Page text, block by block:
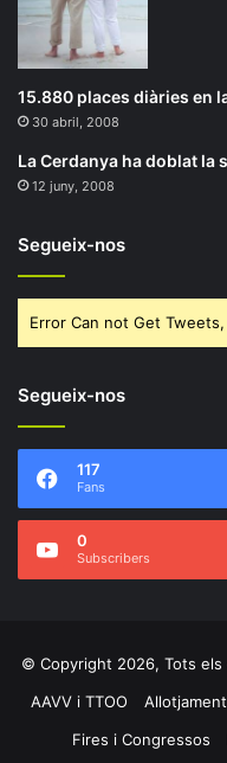
15.880 places diàries en
30 abril, 2008
La Cerdanya ha doblat la
12 juny, 2008
Segueix-nos
Error Can not Get
Segueix-nos
117
Fans
0
Subscribers
© Copyright 2026, Tots
AAVV i TTOO
Allotjament
Fires i Congressos